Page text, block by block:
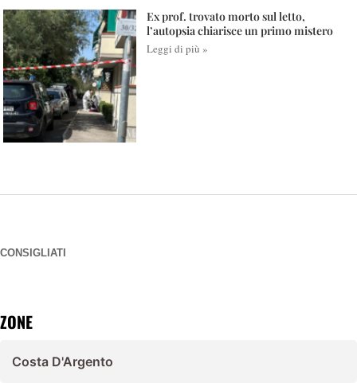
Ex prof. trovato morto sul letto,
l’autopsia chiarisce un primo mistero
Leggi di più »
CONSIGLIATI
ZONE
Costa D'Argento